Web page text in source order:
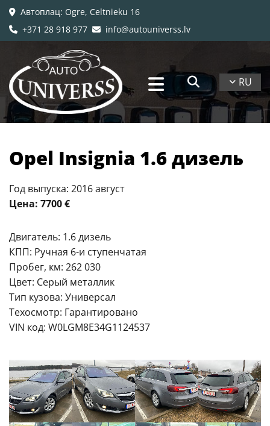
 Автоплац: Ogre, Celtnieku 16
 +371 28 918 977  info@autouniverss.lv
RU
Opel Insignia 1.6 дизель
Год выпуска: 2016 август
Цена: 7700 €
Двигатель: 1.6 дизель
КПП: Ручная 6-и ступенчатая
Пробег, км: 262 030
Цвет: Серый металлик
Тип кузова: Универсал
Техосмотр: Гарантировано
VIN код: W0LGM8E34G1124537